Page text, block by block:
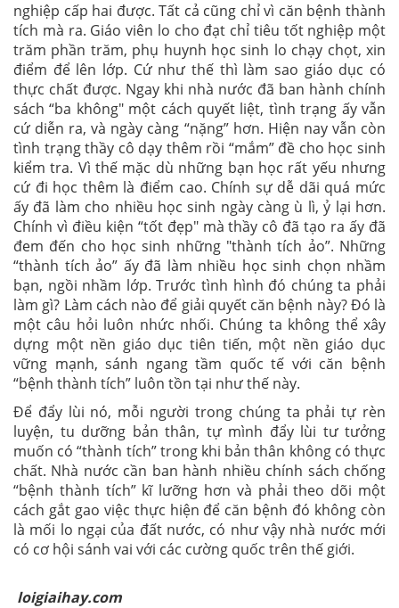
nghiệp cấp hai được. Tất cả cũng chỉ vì căn bệnh thành
tích mà ra. Giáo viên lo cho đạt chỉ tiêu tốt nghiệp một
trăm phần trăm, phụ huynh học sinh lo chạy chọt, xin
điểm để lên lớp. Cứ như thế thì làm sao giáo dục có
thực chất được. Ngay khi nhà nước đã ban hành chính
sách “ba không" một cách quyết liệt, tình trạng ấy vẫn
cứ diễn ra, và ngày càng “nặng” hơn. Hiện nay vẫn còn
tình trạng thầy cô dạy thêm rồi “mắm” đề cho học sinh
kiểm tra. Vì thế mặc dù những bạn học rất yếu nhưng
cứ đi học thêm là điểm cao. Chính sự dễ dãi quá mức
ấy đã làm cho nhiều học sinh ngày càng ù lì, ỷ lại hơn.
Chính vì điều kiện “tốt đẹp" mà thầy cô đã tạo ra ấy đã
đem đến cho học sinh những "thành tích ảo”. Những
“thành tích ảo” ấy đã làm nhiều học sinh chọn nhầm
bạn, ngồi nhầm lớp. Trước tình hình đó chúng ta phải
làm gì? Làm cách nào để giải quyết căn bệnh này? Đó là
một câu hỏi luôn nhức nhối. Chúng ta không thể xây
dựng một nền giáo dục tiên tiến, một nền giáo dục
vững mạnh, sánh ngang tầm quốc tế với căn bệnh
“bệnh thành tích” luôn tồn tại như thế này.
Để đẩy lùi nó, mỗi người trong chúng ta phải tự rèn
luyện, tu dưỡng bản thân, tự mình đẩy lùi tư tưởng
muốn có “thành tích” trong khi bản thân không có thực
chất. Nhà nước cần ban hành nhiều chính sách chống
“bệnh thành tích” kĩ lưỡng hơn và phải theo dõi một
cách gắt gao việc thực hiện để căn bệnh đó không còn
là mối lo ngại của đất nước, có như vậy nhà nước mới
có cơ hội sánh vai với các cường quốc trên thế giới.
loigiaihay.com